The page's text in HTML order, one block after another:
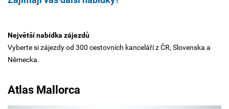
Největší nabídka zájezdů
Vyberte si zájezdy od 300 cestovních kanceláří z ČR, Slovenska a
Německa.
Atlas Mallorca